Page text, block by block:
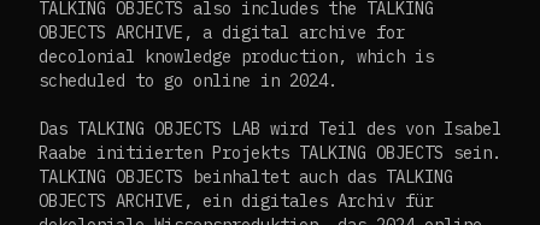
TALKING OBJECTS also includes the TALKING
OBJECTS ARCHIVE, a digital archive for
decolonial knowledge production, which is
scheduled to go online in 2024.
Das TALKING OBJECTS LAB wird Teil des von Isabel
Raabe initiierten Projekts TALKING OBJECTS sein.
TALKING OBJECTS beinhaltet auch das TALKING
OBJECTS ARCHIVE, ein digitales Archiv für